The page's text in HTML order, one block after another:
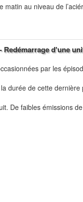
au niveau de
Redémarrage d'une
par les
durée de cette
De faibles émissions